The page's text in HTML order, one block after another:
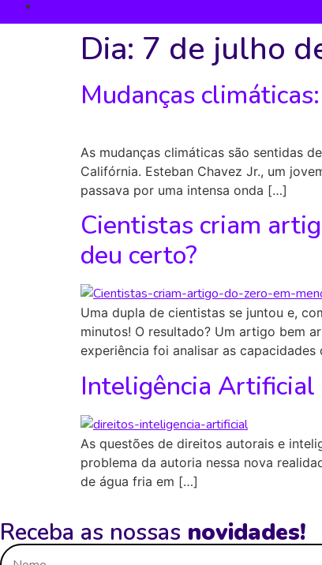
Dia: 7 de julho
Mudanças
As mudanças climáticas são sentidas
Califórnia. Esteban Chavez Jr., um
passava por uma intensa onda […]
Cientistas criam
deu certo?
Uma dupla de cientistas se juntou e,
minutos! O resultado? Um artigo bem
experiência foi analisar as
Inteligência Artificial
As questões de direitos autorais e
problema da autoria nessa nova
de água fria em […]
Receba as nossas novidades!